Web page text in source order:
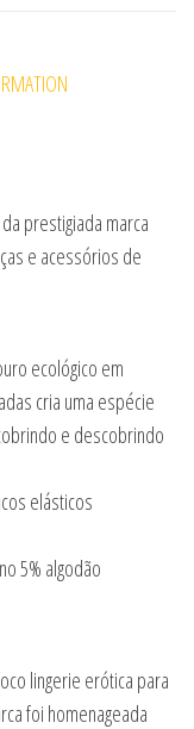
prestigiada marca
e acessórios de
ecológico em
cria uma espécie
e descobrindo
elásticos
5% algodão
lingerie erótica para
foi homenageada